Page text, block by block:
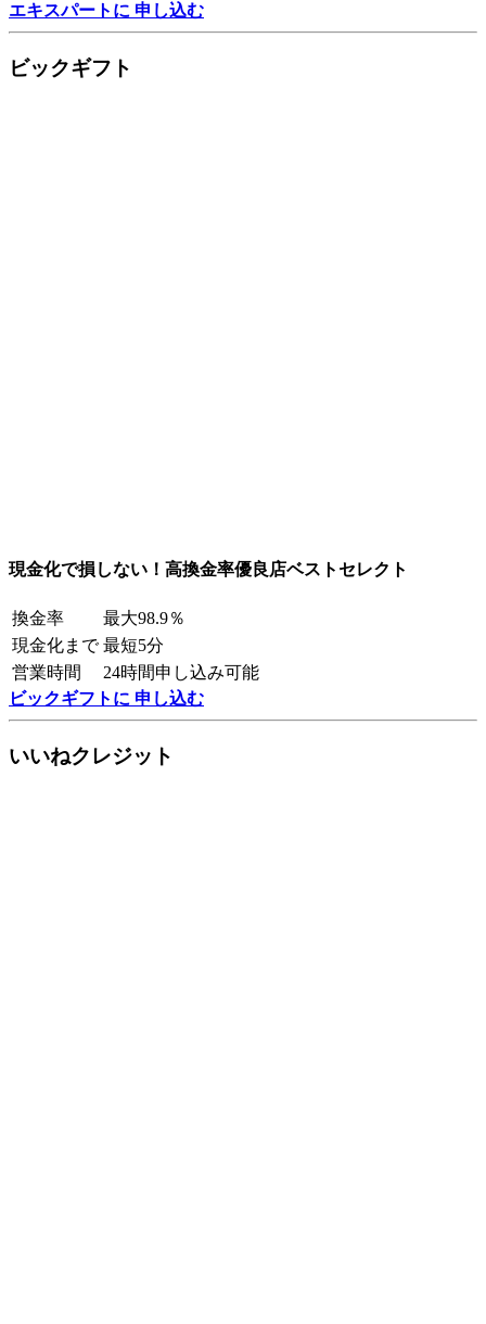
エキスパートに 申し込む
ビックギフト
現金化で損しない！高換金率優良店ベストセレクト
換金率
最大98.9％
現金化まで 最短5分
営業時間
24時間申し込み可能
ビックギフトに 申し込む
いいねクレジット